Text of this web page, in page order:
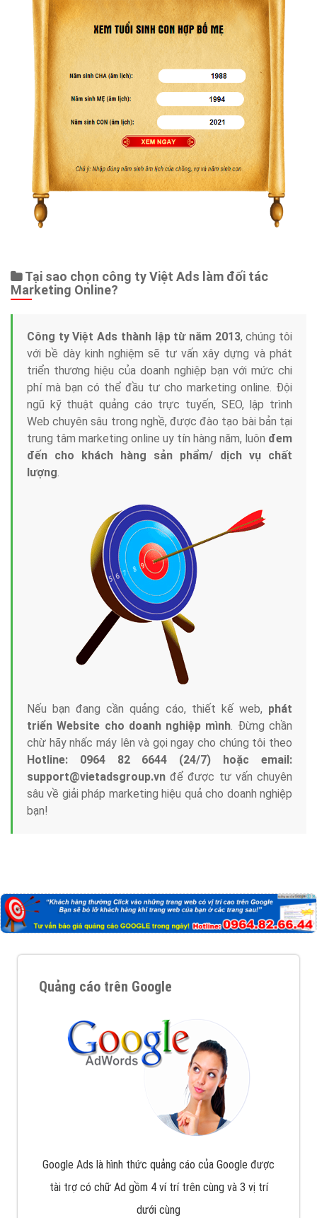
Tại sao chọn công ty Việt Ads làm đối tác
Marketing Online?
Công ty Việt Ads thành lập từ năm 2013, chúng tôi
với bề dày kinh nghiệm sẽ tư vấn xây dựng và phát
triển thương hiệu của doanh nghiệp bạn với mức chi
phí mà bạn có thể đầu tư cho marketing online. Đội
ngũ kỹ thuật quảng cáo trực tuyến, SEO, lập trình
Web chuyên sâu trong nghề, được đào tạo bài bản tại
trung tâm marketing online uy tín hàng năm, luôn đem
đến cho khách hàng sản phẩm/ dịch vụ chất
lượng.
Nếu bạn đang cần quảng cáo, thiết kế web, phát
triển Website cho doanh nghiệp mình. Đừng chần
chừ hãy nhấc máy lên và gọi ngay cho chúng tôi theo
Hotline: 0964 82 6644 (24/7) hoặc email:
support@vietadsgroup.vn để được tư vấn chuyên
sâu về giải pháp marketing hiệu quả cho doanh nghiệp
bạn!
Quảng cáo trên Google
Google Ads là hình thức quảng cáo của Google được
tài trợ có chữ Ad gồm 4 ví trí trên cùng và 3 vị trí
dưới cùng